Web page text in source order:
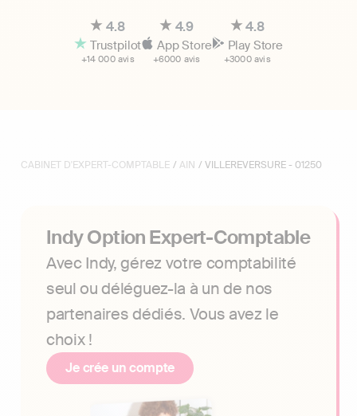
4.8
Trustpilot
+14 000 avis
4.9
App Store
+6000 avis
4.8
Play Store
+3000 avis
CABINET D'EXPERT-COMPTABLE / AIN / VILLEREVERSURE - 01250
Indy Option Expert-Comptable
Avec Indy, gérez votre comptabilité
seul ou déléguez-la à un de nos
partenaires dédiés. Vous avez le
choix !
Je crée un compte